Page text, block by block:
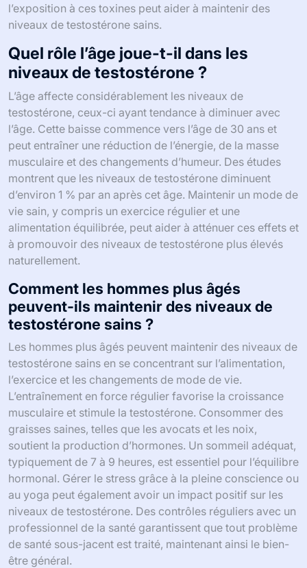
l’exposition à ces toxines peut aider à maintenir des
niveaux de testostérone sains.
Quel rôle l’âge joue-t-il dans les
niveaux de testostérone ?
L’âge affecte considérablement les niveaux de
testostérone, ceux-ci ayant tendance à diminuer avec
l’âge. Cette baisse commence vers l’âge de 30 ans et
peut entraîner une réduction de l’énergie, de la masse
musculaire et des changements d’humeur. Des études
montrent que les niveaux de testostérone diminuent
d’environ 1 % par an après cet âge. Maintenir un mode de
vie sain, y compris un exercice régulier et une
alimentation équilibrée, peut aider à atténuer ces effets et
à promouvoir des niveaux de testostérone plus élevés
naturellement.
Comment les hommes plus âgés
peuvent-ils maintenir des niveaux de
testostérone sains ?
Les hommes plus âgés peuvent maintenir des niveaux de
testostérone sains en se concentrant sur l’alimentation,
l’exercice et les changements de mode de vie.
L’entraînement en force régulier favorise la croissance
musculaire et stimule la testostérone. Consommer des
graisses saines, telles que les avocats et les noix,
soutient la production d’hormones. Un sommeil adéquat,
typiquement de 7 à 9 heures, est essentiel pour l’équilibre
hormonal. Gérer le stress grâce à la pleine conscience ou
au yoga peut également avoir un impact positif sur les
niveaux de testostérone. Des contrôles réguliers avec un
professionnel de la santé garantissent que tout problème
de santé sous-jacent est traité, maintenant ainsi le bien-
être général.